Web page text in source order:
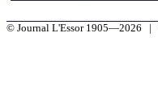
© Journal L'Essor 1905—2026 |